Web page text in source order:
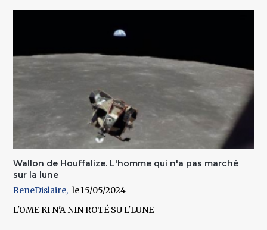
Wallon de Houffalize. L'homme qui n'a pas marché
sur la lune
ReneDislaire
15/05/2024
L'OME KI N'A NIN ROTÉ SU L'LUNE